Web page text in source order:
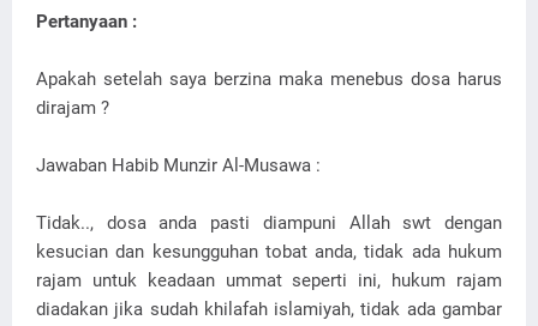
Pertanyaan :
Apakah setelah saya berzina maka menebus dosa harus
dirajam ?
Jawaban Habib Munzir Al-Musawa :
Tidak.., dosa anda pasti diampuni Allah swt dengan
kesucian dan kesungguhan tobat anda, tidak ada hukum
rajam untuk keadaan ummat seperti ini, hukum rajam
diadakan jika sudah khilafah islamiyah, tidak ada gambar